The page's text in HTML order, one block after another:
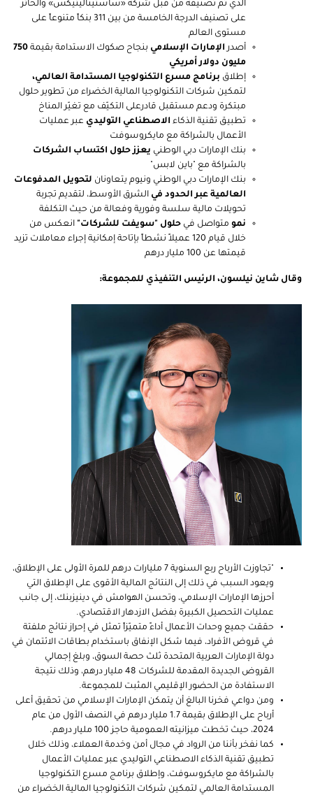
الذي تم تصنيفه من قبل شركة «ساستيناليتيكس» والحائز
على تصنيف الدرجة الخامسة من بين 311 بنكاً متنوعاً على
مستوى العالم
أصدرالإمارات الإسلامي بنجاح صكوك الاستدامة بقيمة 750
مليون دولار أمريكي
إطلاق برنامج مسرع التكنولوجيا المستدامة العالمي،
لتمكين شركات التكنولوجيا المالية الخضراء من تطوير حلول
مبتكرة ودعم مستقبل قادرعلى التكيّف مع تغيّر المناخ
تطبيق تقنية الذكاء الاصطناعي التوليدي عبر عمليات
الأعمال بالشراكة مع مايكروسوفت
بنك الإمارات دبي الوطني يعزز حلول اكتساب الشركات
بالشراكة مع "باين لابس"
بنك الإمارات دبي الوطني ونيوم يتعاونان لتحويل المدفوعات
العالمية عبر الحدود في الشرق الأوسط، لتقديم تجربة
تحويلات مالية سلسة وفورية وفعالة من حيث التكلفة
نمو متواصل في حلول "سويفت للشركات" انعكس من
خلال قيام 120 عميلاً نشطاً بإتاحة إمكانية إجراء معاملات تزيد
قيمتها عن 100 مليار درهم
وقال شاين نيلسون، الرئيس التنفيذي للمجموعة:
"تجاوزت الأرباح ربع السنوية 7 مليارات درهم للمرة الأولى على الإطلاق،
ويعود السبب في ذلك إلى النتائج المالية الأقوى على الإطلاق التي
أحرزها الإمارات الإسلامي، وتحسن الهوامش في دينيزبنك، إلى جانب
عمليات التحصيل الكبيرة بفضل الازدهار الاقتصادي.
حققت جميع وحدات الأعمال أداءً متميّزاً تمثل في إحراز نتائج ملفتة
في قروض الأفراد، فيما شكل الإنفاق باستخدام بطاقات الائتمان في
دولة الإمارات العربية المتحدة ثلث حصة السوق، وبلغ إجمالي
القروض الجديدة المقدمة للشركات 48 مليار درهم، وذلك نتيجة
الاستفادة من الحضور الإقليمي المثبت للمجموعة.
ومن دواعي فخرنا البالغ أن يتمكن الإمارات الإسلامي من تحقيق أعلى
أرباح على الإطلاق بقيمة 1.7 مليار درهم في النصف الأول من عام
2024، حيث تخطت ميزانيته العمومية حاجز 100 مليار درهم.
كما نفخر بأننا من الرواد في مجال أمن وخدمة العملاء، وذلك خلال
تطبيق تقنية الذكاء الاصطناعي التوليدي عبر عمليات الأعمال
بالشراكة مع مايكروسوفت، وإطلاق برنامج مسرع التكنولوجيا
المستدامة العالمي لتمكين شركات التكنولوجيا المالية الخضراء من